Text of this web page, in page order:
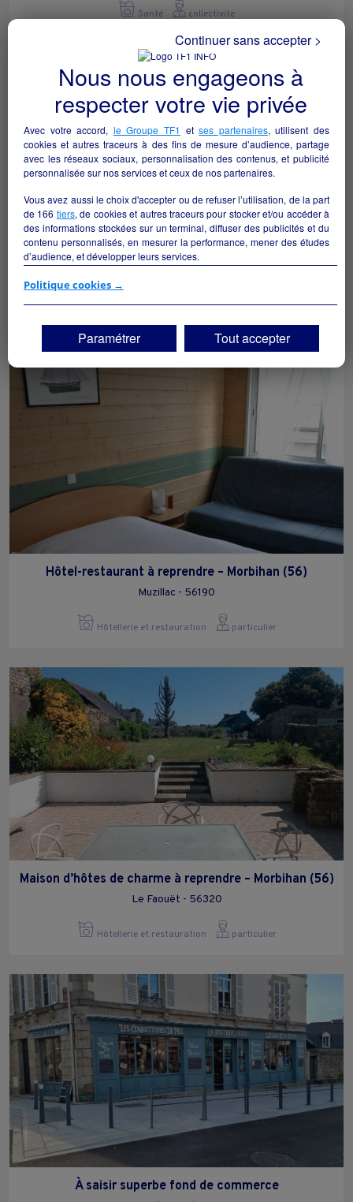
Santé collectivite
Boulangerie-Pâtisserie
Hôtel-restaurant à reprendre – Morbihan (56)
Muzillac - 56190
Hôtellerie et restauration particulier
Maison d’hôtes de charme à reprendre – Morbihan (56)
Le Faouët - 56320
Hôtellerie et restauration particulier
À saisir superbe fond de commerce
Nous nous engageons à
respecter votre vie privée
Avec votre accord, le Groupe TF1 etses partenaires, utilisent des
cookies et autres traceurs à des fins de mesure d’audience, partage
avec les réseaux sociaux, personnalisation des contenus, et publicité
personnalisée sur nos services et ceux de nos partenaires.
Vous avez aussi le choix d'accepter ou de refuser l’utilisation, de la part
de 166 tiers, de cookies et autres traceurs pour stocker et/ou accéder à
des informations stockées sur un terminal, diffuser des publicités et du
contenu personnalisés, en mesurer la performance, mener des études
d’audience, et développer leurs services.
Si vous continuez sans accepter, les fonctionnalités liées à la
vos centres d'intérêt. Seuls lescookies/traceurs techniquesseront
déposés et lus sur votre terminal.
Vous pouvez exprimer vos choix en cliquant sur "Tout accepter",
"Continuer sans accepter" ou "Paramétrer", et les modifier à tout
moment en cliquant sur le lien "Paramétrez vos choix" situé en bas de
page.
Politique cookies →
Paramétrer
Continuer sans accepter >
Tout accepter